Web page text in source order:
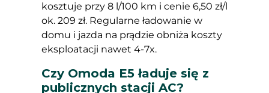
kosztuje przy 8 l/100 km i cenie 6,50 zł/l
ok. 209 zł. Regularne ładowanie w
domu i jazda na prądzie obniża koszty
eksploatacji nawet 4-7x.
Czy Omoda E5 ładuje się z
publicznych stacji AC?